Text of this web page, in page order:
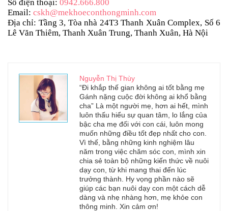
Số điện thoại: 0942.666.800
Email: cskh@mekhoeconthongminh.com
Địa chỉ: Tầng 3, Tòa nhà 24T3 Thanh Xuân Complex, Số 6
Lê Văn Thiêm, Thanh Xuân Trung, Thanh Xuân, Hà Nội
Nguyễn Thị Thùy
“Đi khắp thế gian không ai tốt bằng mẹ
Gánh nặng cuộc đời không ai khổ bằng
cha” Là một người mẹ, hơn ai hết, mình
luôn thấu hiểu sự quan tâm, lo lắng của
bậc cha mẹ đối với con cái, luôn mong
muốn những điều tốt đẹp nhất cho con.
Vì thế, bằng những kinh nghiệm lâu
năm trong việc chăm sóc con, mình xin
chia sẻ toàn bộ những kiến thức về nuôi
dạy con, từ khi mang thai đến lúc
trưởng thành. Hy vọng phần nào sẽ
giúp các bạn nuôi dạy con một cách dễ
dàng và nhẹ nhàng hơn, mẹ khỏe con
thông minh. Xin cảm ơn!